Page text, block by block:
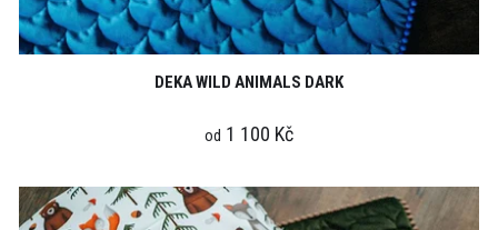
DEKA WILD ANIMALS DARK
od 1 100 Kč